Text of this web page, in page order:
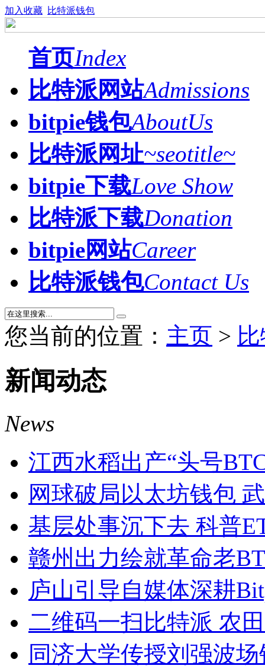
加入收藏 比特派钱包
首页Index
比特派网站Admissions
bitpie钱包AboutUs
比特派网址~seotitle~
bitpie下载Love Show
比特派下载Donation
bitpie网站Career
比特派钱包Contact Us
您当前的位置： 主页 >
新闻动态
News
江西水稻出产“头号
网球破局以太坊钱包
基层处事沉下去 科普
赣州出力绘就革命老
庐山引导自媒体深耕
二维码一扫比特派 农
同济大学传授刘强波